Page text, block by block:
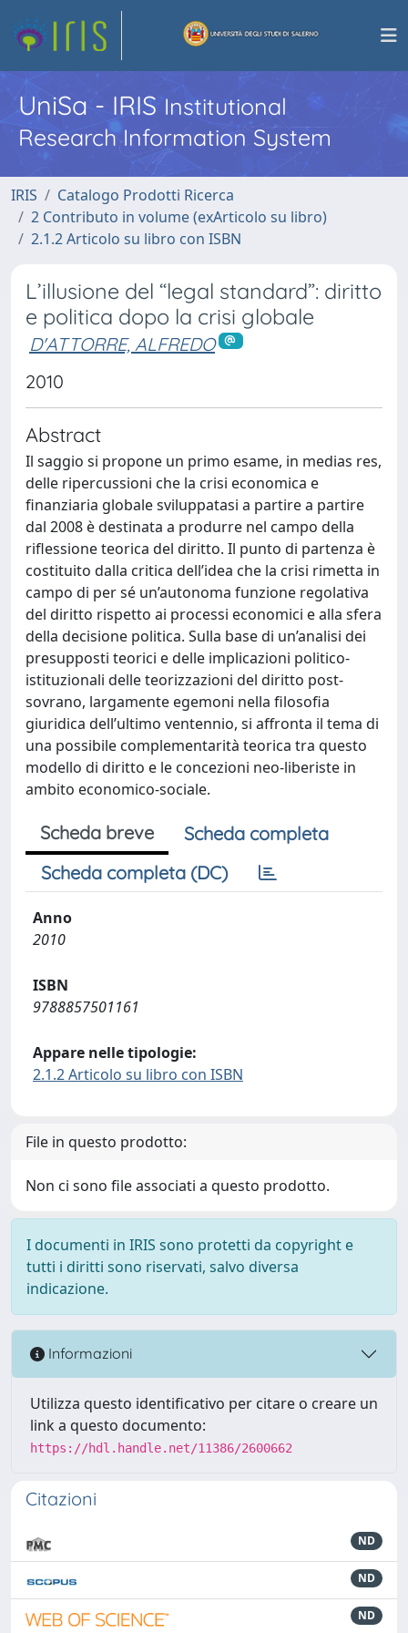
UniSa - IRISInstitutional
Research Information System
IRIS
Catalogo Prodotti Ricerca
2 Contributo in volume (exArticolo su libro)
2.1.2 Articolo su libro con ISBN
L’illusione del “legal standard”: diritto
e politica dopo la crisi globale
D'ATTORRE, ALFREDO
2010
Abstract
Il saggio si propone un primo esame, in medias res,
delle ripercussioni che la crisi economica e
finanziaria globale sviluppatasi a partire a partire
dal 2008 è destinata a produrre nel campo della
riflessione teorica del diritto. Il punto di partenza è
costituito dalla critica dell’idea che la crisi rimetta in
campo di per sé un’autonoma funzione regolativa
del diritto rispetto ai processi economici e alla sfera
della decisione politica. Sulla base di un’analisi dei
presupposti teorici e delle implicazioni politico-
istituzionali delle teorizzazioni del diritto post-
sovrano, largamente egemoni nella filosofia
giuridica dell’ultimo ventennio, si affronta il tema di
una possibile complementarità teorica tra questo
modello di diritto e le concezioni neo-liberiste in
ambito economico-sociale.
Scheda breve
Scheda completa
Scheda completa (DC)
Anno
2010
ISBN
9788857501161
Appare nelle tipologie:
2.1.2 Articolo su libro con ISBN
File in questo prodotto:
Non ci sono file associati a questo prodotto.
I documenti in IRIS sono protetti da copyright e
tutti i diritti sono riservati, salvo diversa
indicazione.
Informazioni
Utilizza questo identificativo per citare o creare un
link a questo documento:
https://hdl.handle.net/11386/2600662
Citazioni
ND
ND
ND